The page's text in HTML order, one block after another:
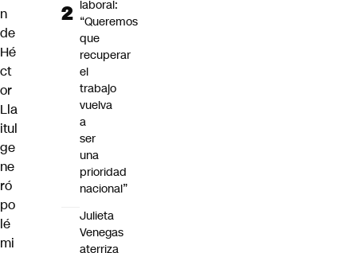
n
de
Hé
ct
or
Lla
itul
ge
ne
ró
po
lé
mi
laboral:
“Queremos
que
recuperar
el
trabajo
vuelva
a
ser
una
prioridad
nacional”
Julieta
Venegas
aterriza